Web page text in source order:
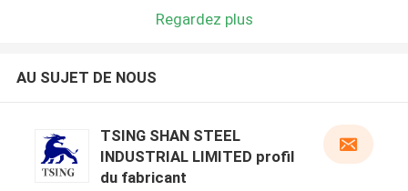
Regardez plus
AU SUJET DE NOUS
TSING SHAN STEEL
INDUSTRIAL LIMITED profil
du fabricant